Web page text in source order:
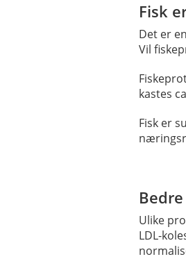
Fisk
Det er
Vil
kastes
Fisk er
Ulike
LDL-